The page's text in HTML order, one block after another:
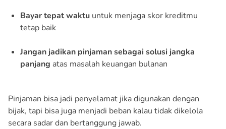
Bayar tepat waktu untuk menjaga skor kreditmu
tetap baik
Jangan jadikan pinjaman sebagai solusi jangka
panjang atas masalah keuangan bulanan
Pinjaman bisa jadi penyelamat jika digunakan dengan
bijak, tapi bisa juga menjadi beban kalau tidak dikelola
secara sadar dan bertanggung jawab.